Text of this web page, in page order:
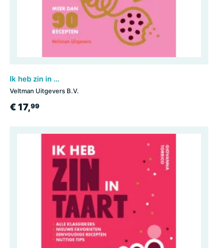
Ik heb zin in koekjes
Veltman Uitgevers B.V.
€ 17,99